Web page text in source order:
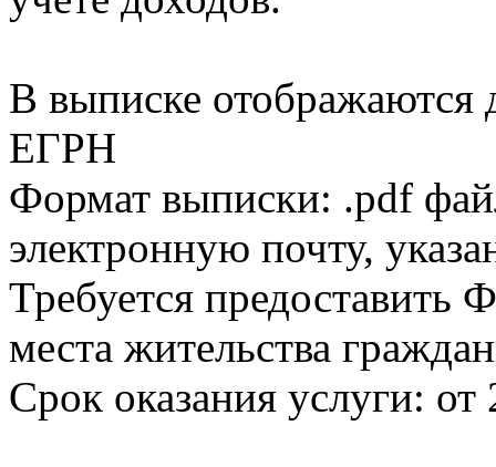
В выписке
ЕГРН
Формат выписки: .pdf
электронную почту,
Требуется
места жительства
Срок оказания услуги: от